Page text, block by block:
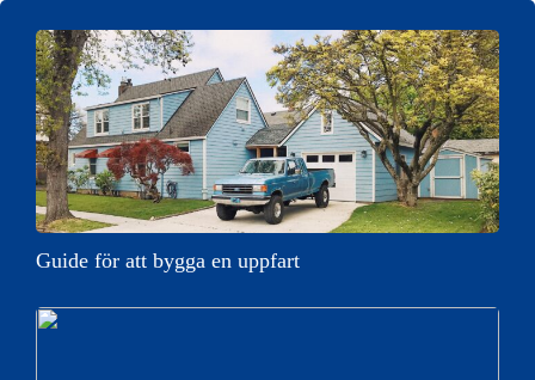
Guide för att bygga en uppfart